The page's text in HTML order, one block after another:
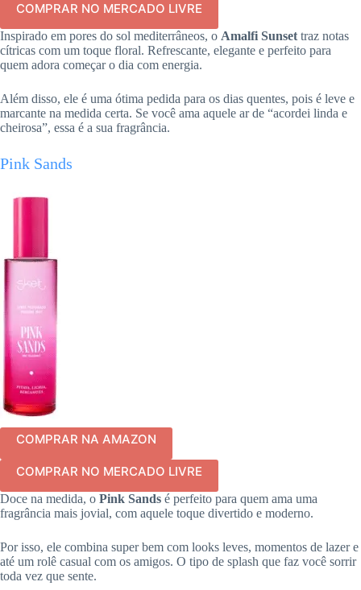
COMPRAR NO MERCADO LIVRE
Inspirado em pores do sol mediterrâneos, o Amalfi Sunset traz notas
cítricas com um toque floral. Refrescante, elegante e perfeito para
quem adora começar o dia com energia.
Além disso, ele é uma ótima pedida para os dias quentes, pois é leve e
marcante na medida certa. Se você ama aquele ar de “acordei linda e
cheirosa”, essa é a sua fragrância.
Pink Sands
COMPRAR NA AMAZON
COMPRAR NO MERCADO LIVRE
Doce na medida, o Pink Sands é perfeito para quem ama uma
fragrância mais jovial, com aquele toque divertido e moderno.
Por isso, ele combina super bem com looks leves, momentos de lazer e
até um rolê casual com os amigos. O tipo de splash que faz você sorrir
toda vez que sente.